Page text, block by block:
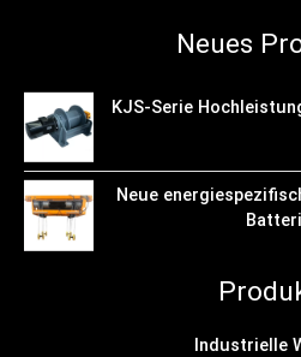
Neues
KJS-Serie
Neue
Industrielle